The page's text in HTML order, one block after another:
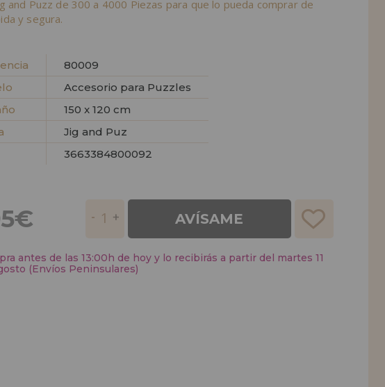
and Puzz de 300 a 4000 Piezas para que lo pueda comprar de
y segura.
80009
Accesorio para Puzzles
150 x 120 cm
Jig and Puz
3663384800092
AVÍSAME
antes de las 13:00h de hoy y lo recibirás a partir del martes 11
(Envíos Peninsulares)